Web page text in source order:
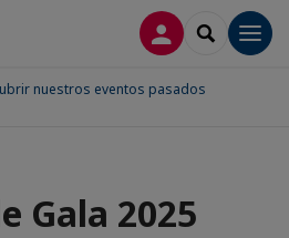
CONECTARSE
SEARCH
nuestros eventos pasados
Gala 2025